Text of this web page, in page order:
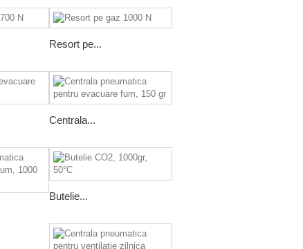
Resort pe...
Centrala...
Butelie...